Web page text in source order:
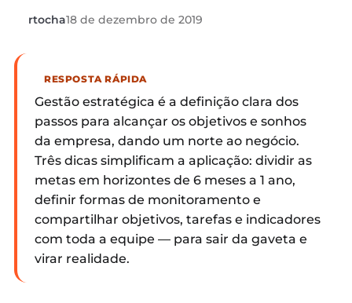
rtocha18 de dezembro de 2019
RESPOSTA RÁPIDA
Gestão estratégica é a definição clara dos
passos para alcançar os objetivos e sonhos
da empresa, dando um norte ao negócio.
Três dicas simplificam a aplicação: dividir as
metas em horizontes de 6 meses a 1 ano,
definir formas de monitoramento e
compartilhar objetivos, tarefas e indicadores
com toda a equipe — para sair da gaveta e
virar realidade.